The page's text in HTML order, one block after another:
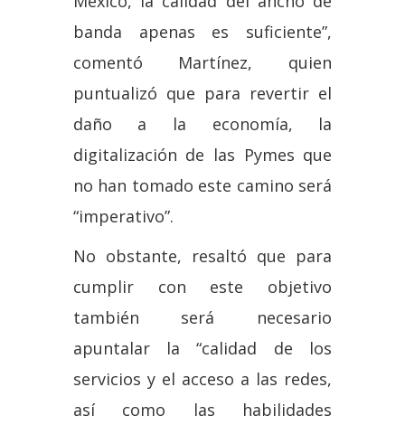
banda apenas es suficiente”,
comentó Martínez, quien
puntualizó que para revertir el
daño a la economía, la
digitalización de las Pymes que
no han tomado este camino será
“imperativo”.
No obstante, resaltó que para
cumplir con este objetivo
también será necesario
apuntalar la “calidad de los
servicios y el acceso a las redes,
así como las habilidades